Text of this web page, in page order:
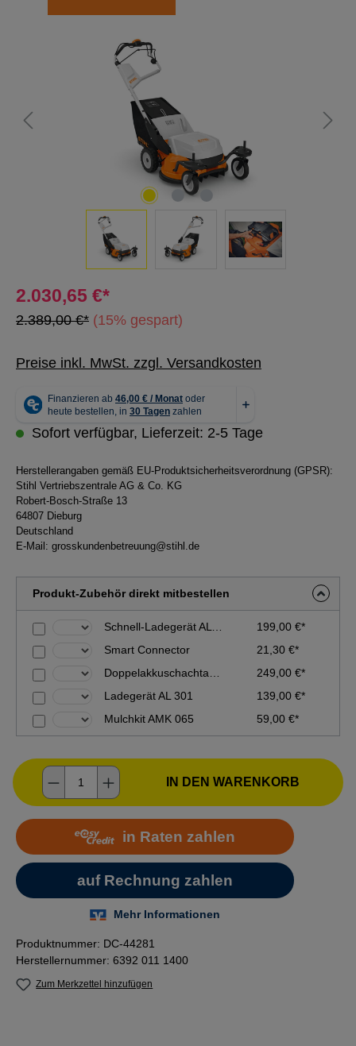
Bildergalerie überspringen
2.030,65 €*
2.389,00 €* (15% gespart)
Preise inkl. MwSt. zzgl. Versandkosten
Sofort verfügbar, Lieferzeit: 2-5 Tage
Herstellerangaben gemäß EU-Produktsicherheitsverordnung (GPSR):
Stihl Vertriebszentrale AG & Co. KG
Robert-Bosch-Straße 13
64807 Dieburg
Deutschland
E-Mail: grosskundenbetreuung@stihl.de
Produkt-Zubehör direkt mitbestellen
199,00 €*
Smart Connector
21,30 €*
249,00 €*
Ladegerät AL 301
139,00 €*
Mulchkit AMK 065
59,00 €*
Produkt Anzahl: Gib den gewünschten
IN DEN WARENKORB
Produktnummer: DC-44281
Herstellernummer: 6392 011 1400
Zum Merkzettel hinzufügen